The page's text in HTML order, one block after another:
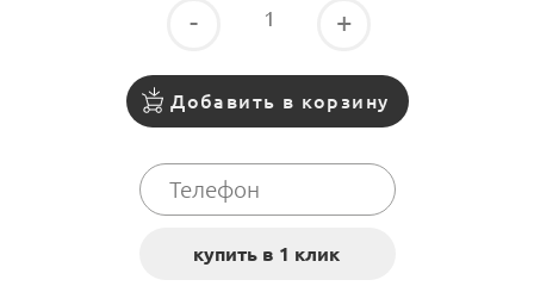
- +
Добавить в корзину